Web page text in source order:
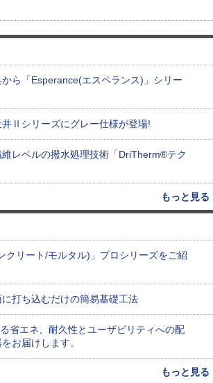
ら「Esperance(エスペランス)」シリー
井Ⅱシリーズにグレー仕様が登場!
維レベルの撥水処理技術「DriTherm®テク
もっと見る
クリート/モルタル)」プロシリーズをご紹
に打ち込むだけの簡易基礎工法
省エネ、耐久性とユーザビリティへの配
お届けします。
もっと見る